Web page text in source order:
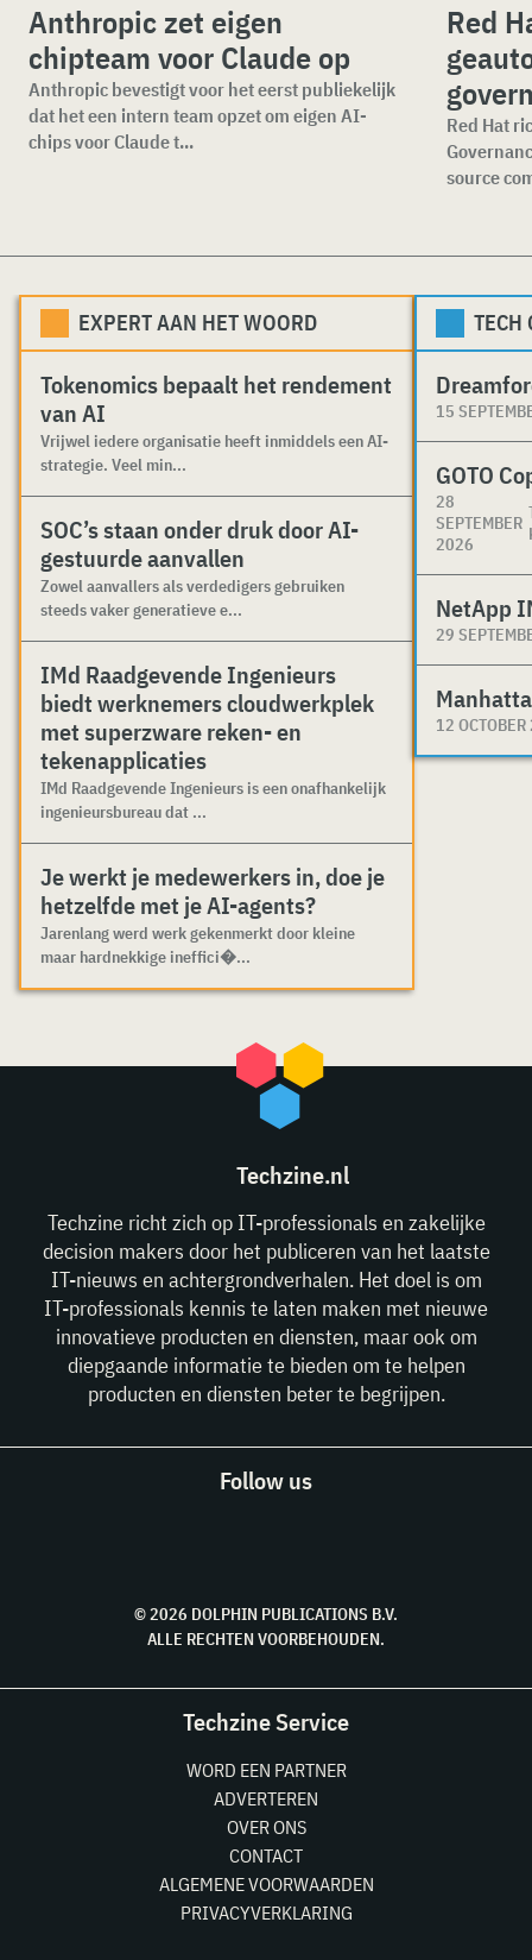
Anthropic zet eigen
chipteam voor Claude op
Anthropic bevestigt voor het eerst publiekelijk
dat het een intern team opzet om eigen AI-
chips voor Claude t...
Red
Red Hat
source
EXPERT AAN HET WOORD
Tokenomics bepaalt het rendement
van AI
Vrijwel iedere organisatie heeft inmiddels een AI-
strategie. Veel min...
SOC’s staan onder druk door AI-
gestuurde aanvallen
Zowel aanvallers als verdedigers gebruiken
steeds vaker generatieve e...
IMd Raadgevende Ingenieurs
biedt werknemers cloudwerkplek
met superzware reken- en
tekenapplicaties
IMd Raadgevende Ingenieurs is een onafhankelijk
ingenieursbureau dat ...
Je werkt je medewerkers in, doe je
hetzelfde met je AI-agents?
Jarenlang werd werk gekenmerkt door kleine
maar hardnekkige ineffici�...
TECH
15
GOTO
28
SEPTEMBER
2026
NetApp
29
12
Techzine.nl
Techzine richt zich op IT-professionals en zakelijke
decision makers door het publiceren van het laatste
IT-nieuws en achtergrondverhalen. Het doel is om
IT-professionals kennis te laten maken met nieuwe
innovatieve producten en diensten, maar ook om
diepgaande informatie te bieden om te helpen
producten en diensten beter te begrijpen.
Follow us
© 2026 DOLPHIN PUBLICATIONS B.V.
ALLE RECHTEN VOORBEHOUDEN.
Techzine Service
WORD EEN PARTNER
ADVERTEREN
OVER ONS
CONTACT
ALGEMENE VOORWAARDEN
PRIVACYVERKLARING